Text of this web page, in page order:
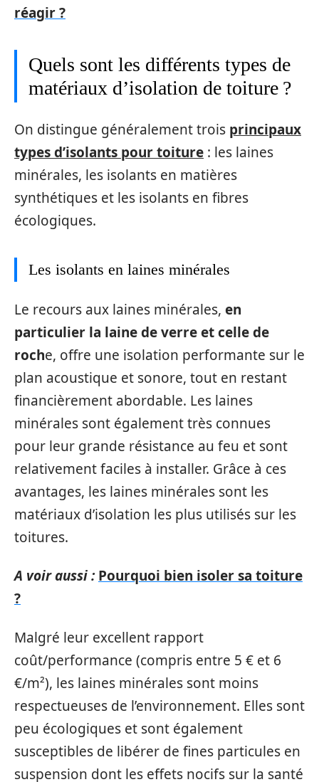
réagir ?
Quels sont les différents types de
matériaux d’isolation de toiture ?
On distingue généralement trois principaux
types d’isolants pour toiture : les laines
minérales, les isolants en matières
synthétiques et les isolants en fibres
écologiques.
Les isolants en laines minérales
Le recours aux laines minérales, en
particulier la laine de verre et celle de
roche, offre une isolation performante sur le
plan acoustique et sonore, tout en restant
financièrement abordable. Les laines
minérales sont également très connues
pour leur grande résistance au feu et sont
relativement faciles à installer. Grâce à ces
avantages, les laines minérales sont les
matériaux d’isolation les plus utilisés sur les
toitures.
A voir aussi : Pourquoi bien isoler sa toiture
?
Malgré leur excellent rapport
coût/performance (compris entre 5 € et 6
€/m²), les laines minérales sont moins
respectueuses de l’environnement. Elles sont
peu écologiques et sont également
susceptibles de libérer de fines particules en
suspension dont les effets nocifs sur la santé